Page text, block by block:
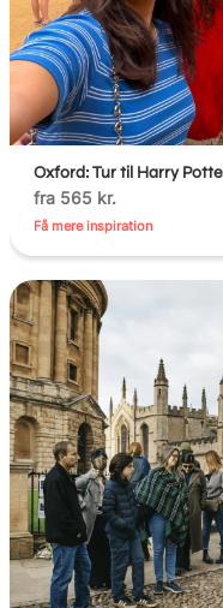
Oxford: Tur til Harry
fra 565 kr.
Få mere inspiration